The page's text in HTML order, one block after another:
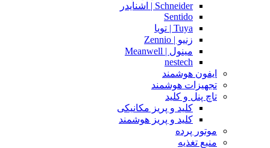
Schneider | اشنایدر
Sentido
Tuya | تویا
زنیو | Zennio
مینول | Meanwell
nestech
ایفون هوشمند
تجهیزات هوشمند
تاچ پنل و کلید
کلید و پریز مکانیکی
کلید و پریز هوشمند
موتور پرده
منبع تغذیه